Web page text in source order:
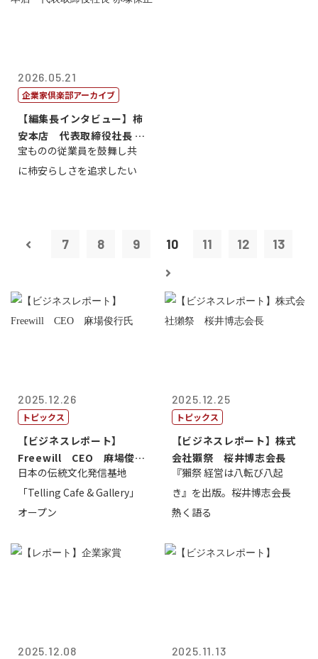
2026.05.21
企業家倶楽部アーカイブ
【編集長インタビュー】柿
安本店 代表取締役社長 赤
塚保正
宝ものの従業員を鼓舞し共
に柿安らしさを追求したい
7 8 9 10 11 12 13
2025.12.26
トピックス
【ビジネスレポート】
Freewill CEO 麻場俊行
氏
日本の伝統文化発信基地
「Telling Cafe & Gallery」
オープン
2025.12.25
トピックス
【ビジネスレポート】株式
会社獺祭 桜井博志会長
『獺祭 経営は八転び八起
き』を出版。桜井博志会長
熱く語る
2025.12.08 2025.11.13